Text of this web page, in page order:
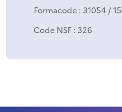
Formacode : 31054 /
Code NSF : 326